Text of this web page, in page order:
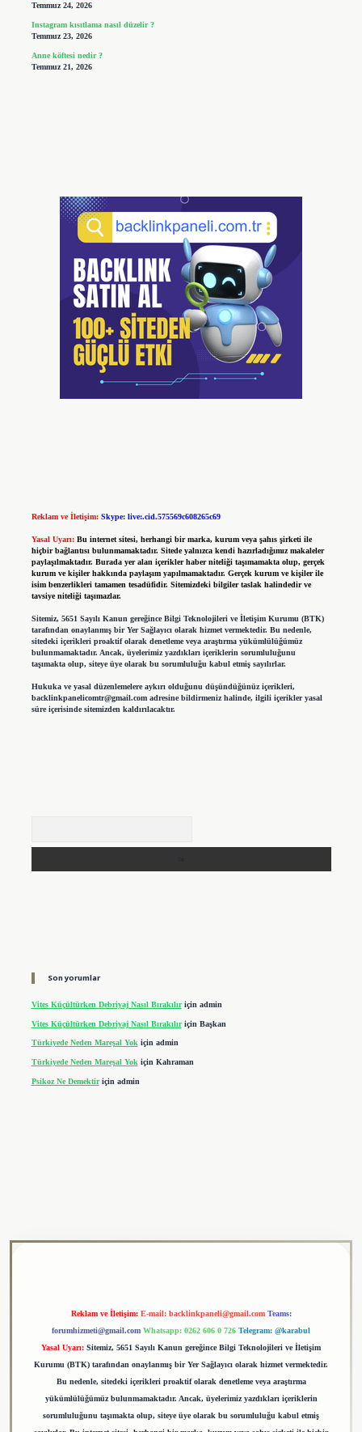
Temmuz 24, 2026
Instagram kısıtlama nasıl düzelir ?
Temmuz 23, 2026
Anne köftesi nedir ?
Temmuz 21, 2026
Reklam ve İletişim: Skype: live:.cid.575569c608265c69
Yasal Uyarı: Bu internet sitesi, herhangi bir marka, kurum veya şahıs şirketi ile
hiçbir bağlantısı bulunmamaktadır. Sitede yalnızca kendi hazırladığımız makaleler
paylaşılmaktadır. Burada yer alan içerikler haber niteliği taşımamakta olup, gerçek
kurum ve kişiler hakkında paylaşım yapılmamaktadır. Gerçek kurum ve kişiler ile
isim benzerlikleri tamamen tesadüfidir. Sitemizdeki bilgiler taslak halindedir ve
tavsiye niteliği taşımazlar.
Sitemiz, 5651 Sayılı Kanun gereğince Bilgi Teknolojileri ve İletişim Kurumu (BTK)
tarafından onaylanmış bir Yer Sağlayıcı olarak hizmet vermektedir. Bu nedenle,
sitedeki içerikleri proaktif olarak denetleme veya araştırma yükümlülüğümüz
bulunmamaktadır. Ancak, üyelerimiz yazdıkları içeriklerin sorumluluğunu
taşımakta olup, siteye üye olarak bu sorumluluğu kabul etmiş sayılırlar.
Hukuka ve yasal düzenlemelere aykırı olduğunu düşündüğünüz içerikleri,
backlinkpanelicomtr@gmail.comadresine bildirmeniz halinde, ilgili içerikler yasal
süre içerisinde sitemizden kaldırılacaktır.
Son yorumlar
Vites Küçültürken Debriyaj Nasıl Bırakılıriçin admin
Vites Küçültürken Debriyaj Nasıl Bırakılıriçin Başkan
Türkiyede Neden Mareşal Yokiçin admin
Türkiyede Neden Mareşal Yok için Kahraman
Psikoz Ne Demektiriçin admin
Reklam ve İletişim: E-mail: backlinkpaneli@gmail.com Teams:
forumhizmeti@gmail.com Whatsapp: 0262 606 0 726 Telegram: @karabul
Yasal Uyarı: Sitemiz, 5651 Sayılı Kanun gereğince Bilgi Teknolojileri ve İletişim
Kurumu (BTK) tarafından onaylanmış bir Yer Sağlayıcı olarak hizmet vermektedir.
Bu nedenle, sitedeki içerikleri proaktif olarak denetleme veya araştırma
yükümlülüğümüz bulunmamaktadır. Ancak, üyelerimiz yazdıkları içeriklerin
sorumluluğunu taşımakta olup, siteye üye olarak bu sorumluluğu kabul etmiş